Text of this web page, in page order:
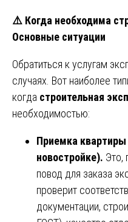
⚠ Когда необходима
Основные ситуации
Обратиться к услугам
случаях. Вот наиболее
когда строительная
необходимостью:
Приемка
новостройке). Это,
повод для заказа
проверит
документации,